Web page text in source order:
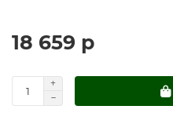
18 659 р